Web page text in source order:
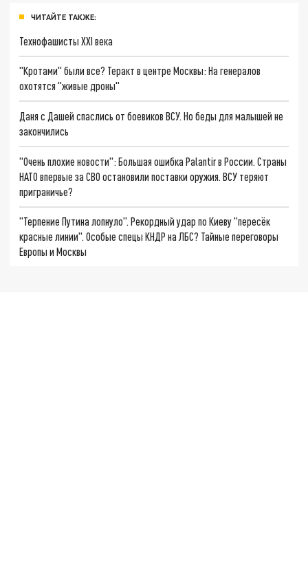
ЧИТАЙТЕ ТАКЖЕ:
Технофашисты XXI века
"Кротами" были все? Теракт в центре Москвы: На генералов
охотятся "живые дроны"
Даня с Дашей спаслись от боевиков ВСУ. Но беды для малышей не
закончились
"Очень плохие новости": Большая ошибка Palantir в России. Страны
НАТО впервые за СВО остановили поставки оружия. ВСУ теряют
приграничье?
"Терпение Путина лопнуло". Рекордный удар по Киеву "пересёк
красные линии". Особые спецы КНДР на ЛБС? Тайные переговоры
Европы и Москвы